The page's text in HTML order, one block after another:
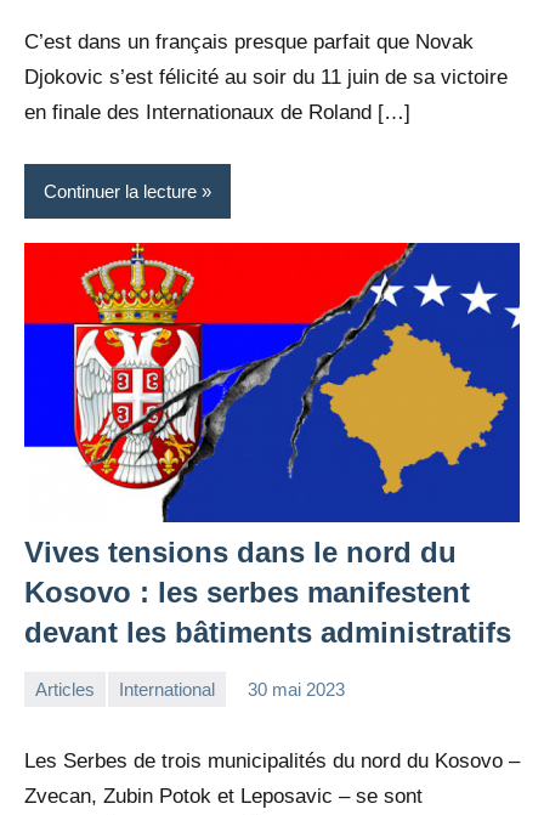
C’est dans un français presque parfait que Novak
Djokovic s’est félicité au soir du 11 juin de sa victoire
en finale des Internationaux de Roland […]
Continuer la lecture
Vives tensions dans le nord du
Kosovo : les serbes manifestent
devant les bâtiments administratifs
Articles International 30 mai 2023
Les Serbes de trois municipalités du nord du Kosovo –
Zvecan, Zubin Potok et Leposavic – se sont